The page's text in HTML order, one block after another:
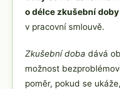
o délce zkušební doby
v pracovní smlouvě.
Zkušební doba dává
možnost
poměr, pokud se